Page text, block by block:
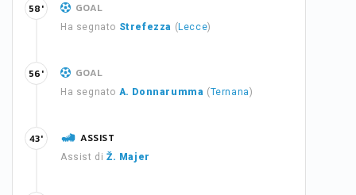
GOAL
Ha segnato Strefezza ( Lecce)
58'
GOAL
Ha segnato A. Donnarumma (Ternana)
56'
ASSIST
Assist di Ž. Majer
43'